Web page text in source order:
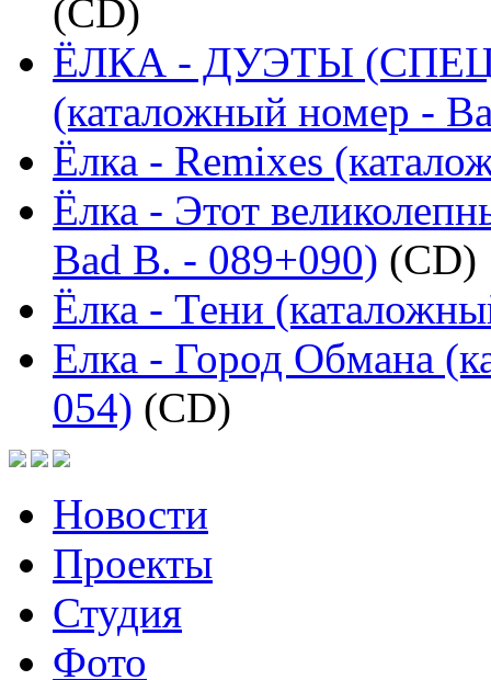
(CD)
ЁЛКА - ДУЭТЫ
(каталожный номер -
Ёлка - Remixes
Ёлка - Этот
Bad B. - 089+090) (CD)
Ёлка - Тени
Елка - Город Обмана
054) (CD)
Новости
Проекты
Студия
Фото